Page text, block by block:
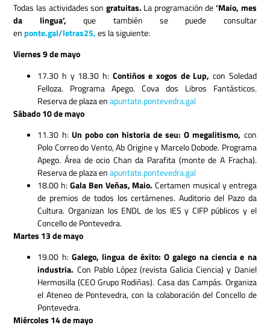
Todas las actividades son gratuitas. La programación de‘Maio, mes
da lingua’,que también se puede consultar
enponte.gal/letras25,es la siguiente:
Viernes 9 de mayo
17.30 h y 18.30 h: Contiños e xogos de Lup, con Soledad
Felloza. Programa Apego. Cova dos Libros Fantásticos.
Reserva de plaza enapuntate.pontevedra.gal
Sábado 10 de mayo
11.30 h: Un pobo con historia de seu: O megalitismo, con
Polo Correo do Vento, Ab Origine y Marcelo Dobode. Programa
Apego. Área de ocio Chan da Parafita (monte de A Fracha).
Reserva de plaza enapuntate.pontevedra.gal
18.00 h:Gala Ben Veñas, Maio.Certamen musical y entrega
de premios de todos los certámenes. Auditorio del Pazo da
Cultura. Organizan los ENDL de los IES y CIFP públicos y el
Concello de Pontevedra.
Martes 13 de mayo
19.00 h: Galego, lingua de éxito: O galego na ciencia e na
industria. Con Pablo López (revista Galicia Ciencia) y Daniel
Hermosilla (CEO Grupo Rodiñas). Casa das Campás. Organiza
el Ateneo de Pontevedra, con la colaboración del Concello de
Pontevedra.
Miércoles 14 de mayo